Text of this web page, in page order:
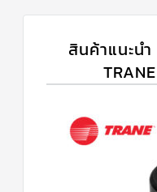
สินค้าแนะน